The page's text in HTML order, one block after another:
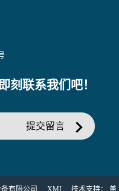
刻联系我们吧！
提交留言
有限公司 XML 技术支持： 盖